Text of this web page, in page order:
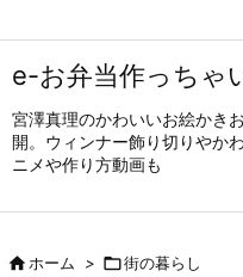
e-お弁当作っちゃ
宮澤真理のかわいいお絵かき
開。ウィンナー飾り切りやか
ニメや作り方動画も
ホーム > 街の暮らし